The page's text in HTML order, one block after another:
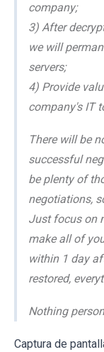
company;
3) After
we will
servers;
4) Provide
company's IT
There will be
successful
be plenty of
negotiations,
Just focus on
make all of
within 1 day
restored,
Nothing
Captura de